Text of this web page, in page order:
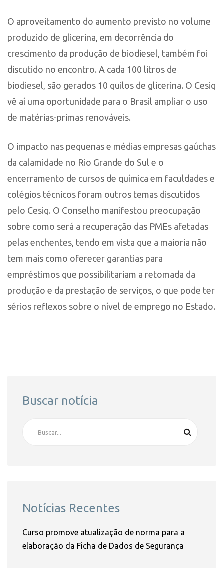
O aproveitamento do aumento previsto no volume
produzido de glicerina, em decorrência do
crescimento da produção de biodiesel, também foi
discutido no encontro. A cada 100 litros de
biodiesel, são gerados 10 quilos de glicerina. O Cesiq
vê aí uma oportunidade para o Brasil ampliar o uso
de matérias-primas renováveis.
O impacto nas pequenas e médias empresas gaúchas
da calamidade no Rio Grande do Sul e o
encerramento de cursos de química em faculdades e
colégios técnicos foram outros temas discutidos
pelo Cesiq. O Conselho manifestou preocupação
sobre como será a recuperação das PMEs afetadas
pelas enchentes, tendo em vista que a maioria não
tem mais como oferecer garantias para
empréstimos que possibilitariam a retomada da
produção e da prestação de serviços, o que pode ter
sérios reflexos sobre o nível de emprego no Estado.
Buscar notícia
Notícias Recentes
Curso promove atualização de norma para a
elaboração da Ficha de Dados de Segurança